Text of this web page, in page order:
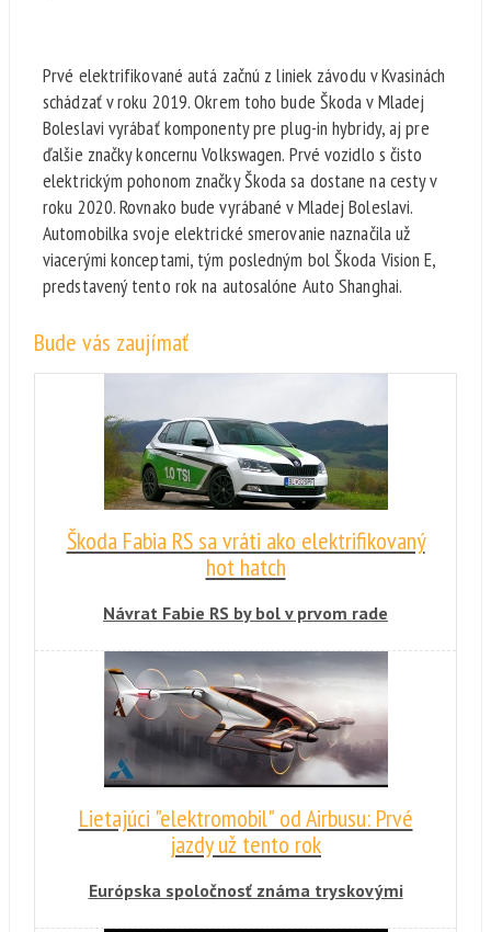
Prvé elektrifikované autá začnú z liniek závodu v Kvasinách
schádzať v roku 2019. Okrem toho bude Škoda v Mladej
Boleslavi vyrábať komponenty pre plug-in hybridy, aj pre
ďalšie značky koncernu Volkswagen. Prvé vozidlo s čisto
elektrickým pohonom značky Škoda sa dostane na cesty v
roku 2020. Rovnako bude vyrábané v Mladej Boleslavi.
Automobilka svoje elektrické smerovanie naznačila už
viacerými konceptami, tým posledným bol Škoda Vision E,
predstavený tento rok na autosalóne Auto Shanghai.
Bude vás zaujímať
Škoda Fabia RS sa vráti ako elektrifikovaný
hot hatch
Návrat Fabie RS by bol v prvom rade
hybridov. V najbližších dvoch- troch rokoch sa
Fabie RS nedočkáme, ale jej čas príde.
Lietajúci "elektromobil" od Airbusu: Prvé
jazdy už tento rok
Európska spoločnosť známa tryskovými